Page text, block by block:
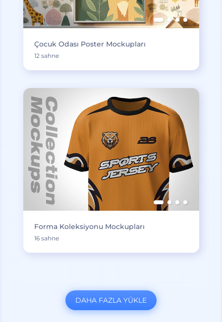
Çocuk Odası Poster Mockupları
12 sahne
Forma Koleksiyonu Mockupları
16 sahne
DAHA FAZLA YÜKLE